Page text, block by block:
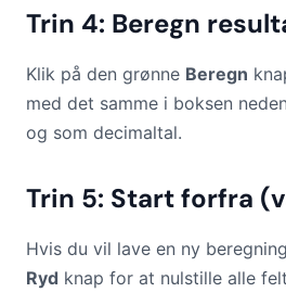
Trin 4: Beregn
Klik på den grønne Beregn
med det samme i boksen
og som decimaltal.
Trin 5: Start forfra
Hvis du vil lave en ny
Ryd knap for at nulstille alle